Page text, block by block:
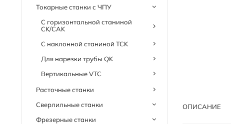
Токарные станки с ЧПУ
С горизонтальной станиной
CK/CAK
С наклонной станиной TCK
Для нарезки трубы QK
Вертикальные VTC
Расточные станки
Сверлильные станки
Фрезерные станки
ОПИСАНИЕ